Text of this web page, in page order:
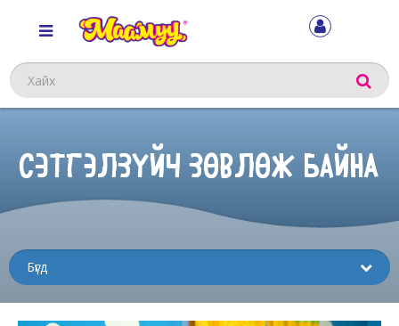
Хайх
СЭТГЭЛЗҮЙЧ ЗӨВЛӨЖ БАЙНА